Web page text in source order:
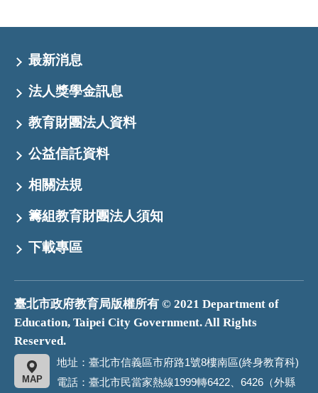
最新消息
法人獎學金訊息
教育財團法人資料
公益信託資料
相關法規
籌組教育財團法人須知
下載專區
臺北市政府教育局版權所有 © 2021 Department of
Education, Taipei City Government. All Rights
Reserved.
地址：臺北市信義區市府路1號8樓南區(終身教育科)
MAP
電話：臺北市民當家熱線1999轉6422、6426（外縣